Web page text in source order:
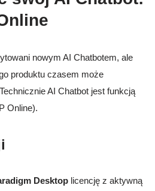
nowym AI Chatbotem, ale
produktu czasem może
AI Chatbot jest funkcją
Online).
Desktop licencję z aktywną